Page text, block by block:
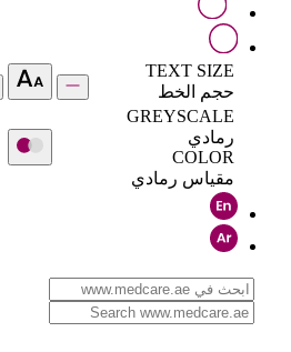
TEXT SIZE
حجم الخط
GREYSCALE
رمادي
COLOR
مقياس رمادي